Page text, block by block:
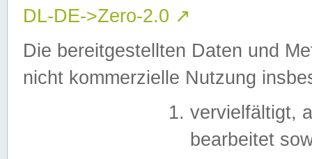
DL-DE->Zero-2.0 ↗
Die bereitgestellten Daten und
nicht kommerzielle Nutzung
vervielfältigt,
bearbeitet